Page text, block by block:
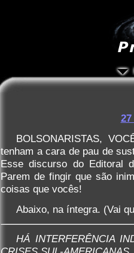
BOLSONARISTAS,
tenham a cara de pau de
Esse discurso do Editoral
Parem de fingir que são
coisas que vocês!
Abaixo, na íntegra. (Vai
HÁ INTERFERÊNCIA